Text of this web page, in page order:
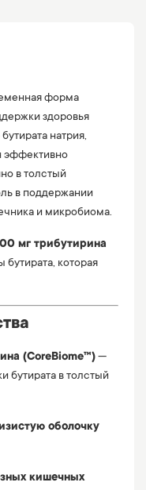
форма
здоровья
натрия,
эффективно
в толстый
в поддержании
и микробиома.
мг трибутирина
которая
(CoreBiome™)—
бутирата в толстый
оболочку
кишечных